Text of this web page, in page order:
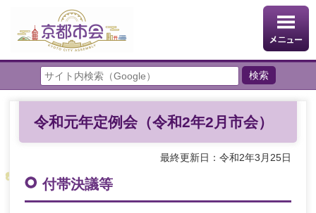
令和元年定例会（令和2年2月市会）
最終更新日：令和2年3月25日
付帯決議等